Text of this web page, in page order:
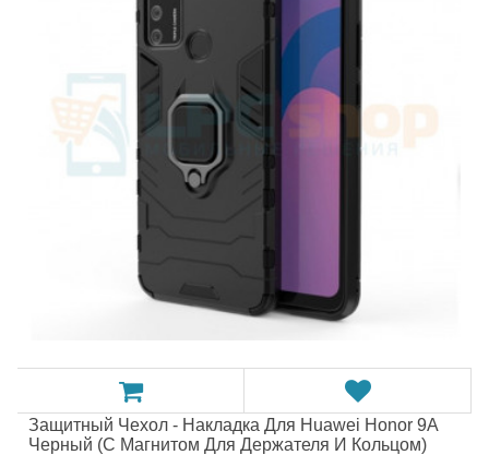
Защитный Чехол - Накладка Для Huawei Honor 9A
Черный (с Магнитом Для Держателя И Кольцом)